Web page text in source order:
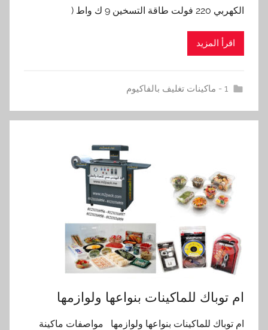
الكهربي 220 فولت طاقة التسخين 9 ك واط (
اقرأ المزيد
1 - ماكينات تغليف بالفاكيوم
ام توباك للماكينات بنواعها ولوازمها
ام توباك للماكينات بنواعها ولوازمها مواصفات ماكينة